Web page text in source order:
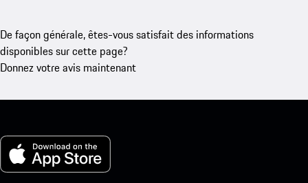
De façon générale, êtes-vous satisfait des informations
disponibles sur cette page?
Donnez votre avis maintenant